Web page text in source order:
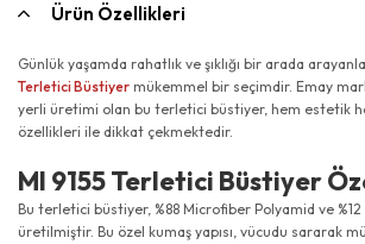
Ürün Özellikleri
Günlük yaşamda rahatlık ve şıklığı bir arada
Terletici Büstiyer mükemmel bir seçimdir. Emay
yerli üretimi olan bu terletici büstiyer, hem estetik
özellikleri ile dikkat çekmektedir.
MI 9155 Terletici Büstiyer
Bu terletici büstiyer, %88 Microfiber Polyamid ve
üretilmiştir. Bu özel kumaş yapısı, vücudu sararak